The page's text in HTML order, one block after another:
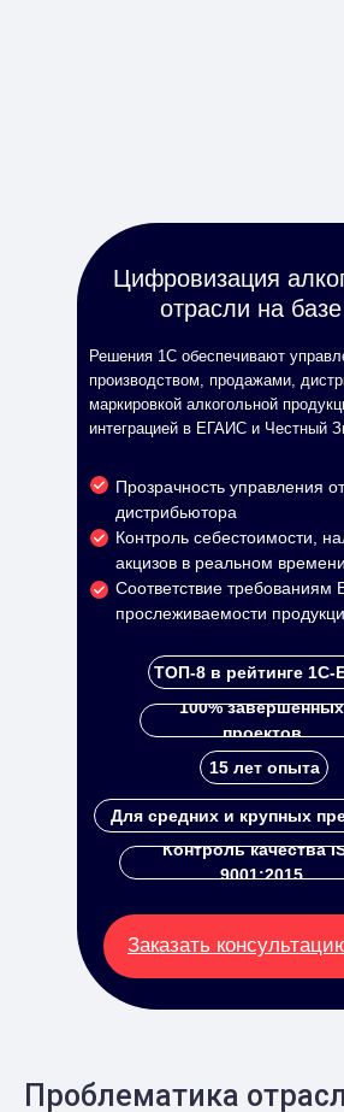
Цифровизация
отрасли на
Прозрачность управления
дистрибьютора
Контроль себестоимости,
акцизов в реальном времени
Соответствие требованиям
прослеживаемости
Решения 1С обеспечивают
производством, продажами,
маркировкой алкогольной
интеграцией в ЕГАИС и Честный
Заказать
Контроль качества
9001:2015
100% завершенных
проектов
15 лет опыта
ТОП-8 в рейтинге 1С-
Для средних и крупных
Проблематика